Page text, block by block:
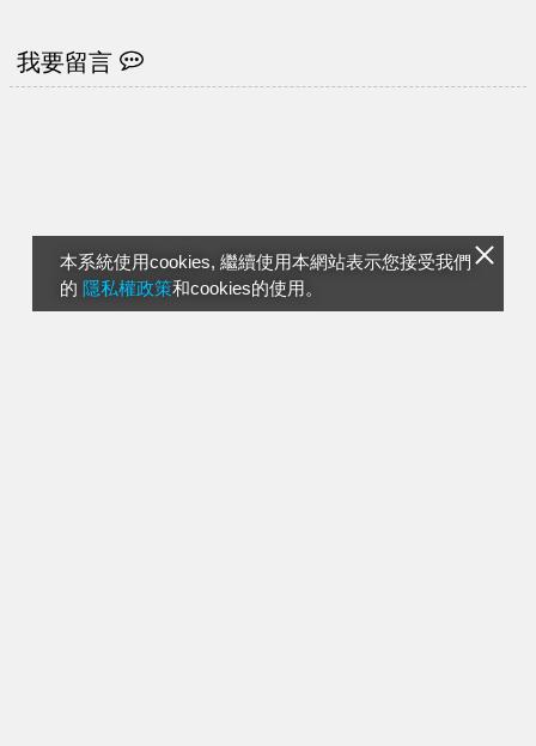
本系統使用cookies, 繼續使用本網站表示您接受我們
的 隱私權政策和cookies的使用。
我要留言